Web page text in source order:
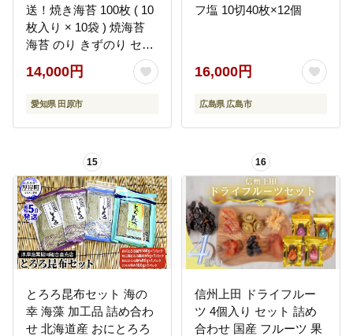
送！焼き海苔 100枚 ( 10
枚入り × 10袋 ) 焼海苔
海苔 のり きずのり セッ
14,000円
愛知県 田原市
フ塩 10切40枚×12個
16,000円
広島県 広島市
15
とろろ昆布セット 海の
幸 海藻 加工品 詰め合わ
せ 北海道産 おにとろろ
16
信州上田 ドライフルー
ツ 4個入り セット 詰め
合わせ 国産 フルーツ 果